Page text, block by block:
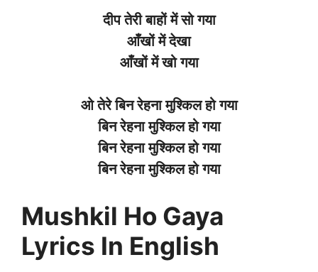
दीप तेरी बाहों में सो गया
आँखों में देखा
आँखों में खो गया
ओ तेरे बिन रेहना मुश्किल हो गया
बिन रेहना मुश्किल हो गया
बिन रेहना मुश्किल हो गया
बिन रेहना मुश्किल हो गया
Mushkil Ho Gaya
Lyrics In English